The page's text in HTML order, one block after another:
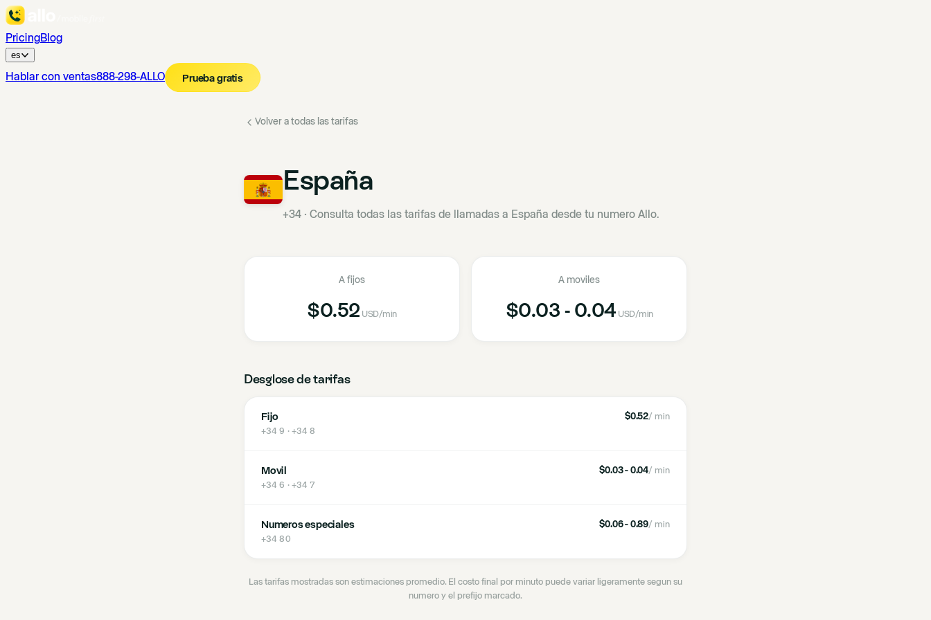
PricingBlog
es
Hablar con ventas888-298-ALLO Prueba gratis
Volver a todas las tarifas
España
+34 · Consulta todas las tarifas de llamadas a España desde tu numero Allo.
A fijos
$0.52 USD/min
A moviles
$0.03 - 0.04 USD/min
Desglose de tarifas
Fijo
+34 9 · +34 8
$0.52/ min
Movil
+34 6 · +34 7
$0.03 - 0.04/ min
Numeros especiales
+34 80
$0.06 - 0.89/ min
Las tarifas mostradas son estimaciones promedio. El costo final por minuto puede variar ligeramente segun su
numero y el prefijo marcado.